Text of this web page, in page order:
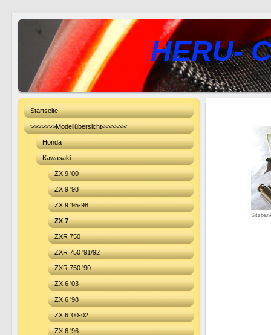
HERU-
Startseite
>>>>>>>Modellübersicht<<<<<<<
Honda
Kawasaki
ZX 9 '00
ZX 9 '98
ZX 9 '95-98
ZX 7
ZXR 750
ZXR 750 '91/92
ZXR 750 '90
ZX 6 '03
ZX 6 '98
ZX 6 '00-02
ZX 6 '96